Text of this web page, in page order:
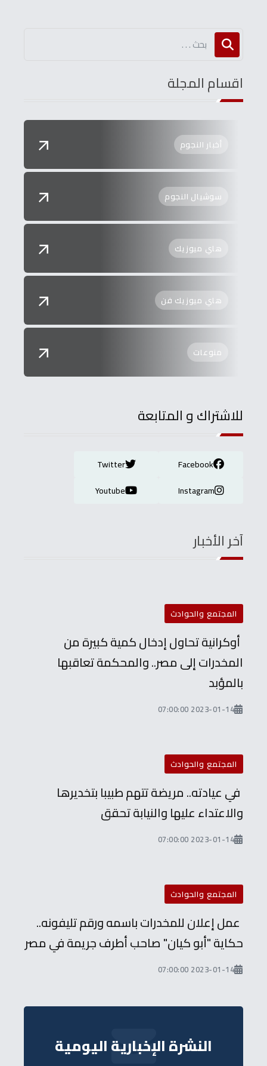
اقسام المجلة
أخبار النجوم
سوشيال النجوم
هاي ميوزيك
هاي ميوزيك فن
منوعات
للاشتراك و المتابعة
Facebook
Twitter
Instagram
Youtube
آخر الأخبار
المجتمع والحوادث
أوكرانية تحاول إدخال كمية كبيرة من
المخدرات إلى مصر.. والمحكمة تعاقبها
بالمؤبد
2023-01-14 07:00:00
المجتمع والحوادث
في عيادته.. مريضة تتهم طبيبا بتخديرها
والاعتداء عليها والنيابة تحقق
2023-01-14 07:00:00
المجتمع والحوادث
عمل إعلان للمخدرات باسمه ورقم تليفونه..
حكاية "أبو كيان" صاحب أطرف جريمة في مصر
2023-01-14 07:00:00
النشرة الإخبارية اليومية